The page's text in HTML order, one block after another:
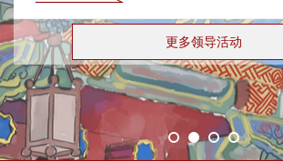
更多领导活动